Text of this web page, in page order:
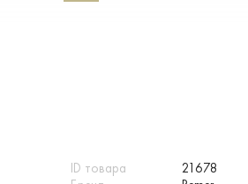
ID товара
21678